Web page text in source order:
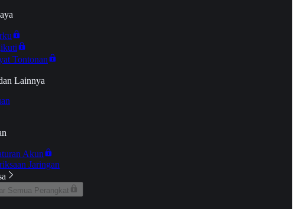
Tontonan
Lainnya
Akun
Jaringan
Semua Perangkat